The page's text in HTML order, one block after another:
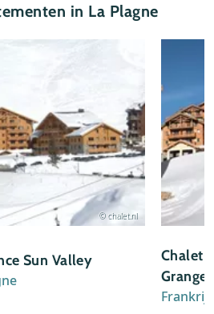
in La Plagne
© chalet.nl
Sun Valley
Chalet-
Frankrijk